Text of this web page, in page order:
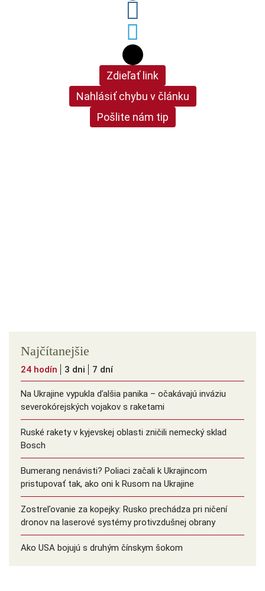
Zdieľať link
Nahlásiť chybu v článku
Pošlite nám tip
Najčítanejšie
24 hodín 3 dni 7 dní
Na Ukrajine vypukla ďalšia panika – očakávajú inváziu
severokórejských vojakov s raketami
Ruské rakety v kyjevskej oblasti zničili nemecký sklad
Bosch
Bumerang nenávisti? Poliaci začali k Ukrajincom
pristupovať tak, ako oni k Rusom na Ukrajine
Zostreľovanie za kopejky: Rusko prechádza pri ničení
dronov na laserové systémy protivzdušnej obrany
Ako USA bojujú s druhým čínskym šokom